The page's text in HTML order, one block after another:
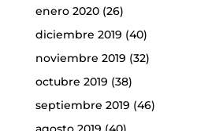
enero 2020(26)
diciembre 2019 (40)
noviembre 2019 (32)
octubre 2019 (38)
septiembre 2019 (46)